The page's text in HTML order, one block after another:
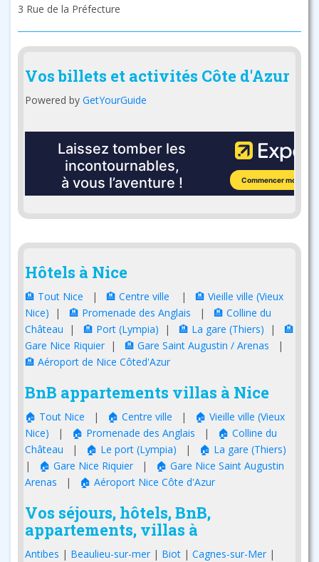
3 Rue de la Préfecture
Vos billets et activités Côte d'Azur
Powered by GetYourGuide
Hôtels à Nice
🏨 Tout Nice | 🏨 Centre ville | 🏨 Vieille ville (Vieux
Nice) | 🏨 Promenade des Anglais | 🏨 Colline du
Château | 🏨 Port (Lympia) | 🏨 La gare (Thiers) | 🏨
Gare Nice Riquier | 🏨 Gare Saint Augustin / Arenas |
🏨 Aéroport de Nice Côted'Azur
BnB appartements villas à Nice
🏠 Tout Nice | 🏠 Centre ville |
🏠 Vieille ville (Vieux
Nice) | 🏠 Promenade des Anglais |
🏠 Colline du
Château | 🏠 Le port (Lympia) |
🏠 La gare (Thiers)
|
🏠 Gare Nice Riquier |
🏠 Gare Nice Saint Augustin
Arenas | 🏠 Aéroport Nice Côte d'Azur
Vos séjours, hôtels, BnB,
appartements, villas à
Antibes | Beaulieu-sur-mer | Biot | Cagnes-sur-Mer |